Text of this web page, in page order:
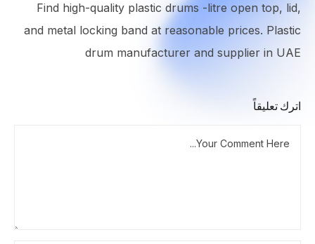
Find high-quality plastic drums -litre open top, lid,
and metal locking band at reasonable prices. Plastic
drum manufacturer and supplier in UAE
اترك تعليقاً